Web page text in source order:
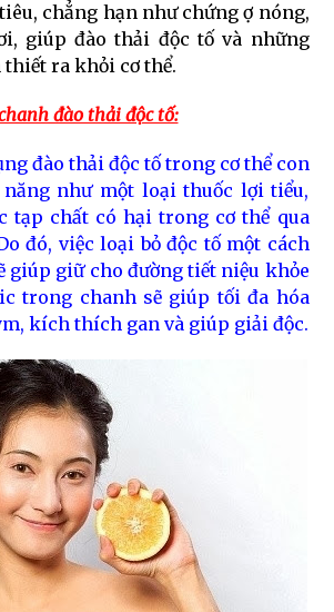
chẳng hạn như chứng ợ nóng,
giúp đào thải độc tố và những
ra khỏi cơ thể.
đào thải độc tố:
đào thải độc tố trong cơ thể con
như một loại thuốc lợi tiểu,
tạp chất có hại trong cơ thể qua
đó, việc loại bỏ độc tố một cách
giúp giữ cho đường tiết niệu khỏe
trong chanh sẽ giúp tối đa hóa
kích thích gan và giúp giải độc.